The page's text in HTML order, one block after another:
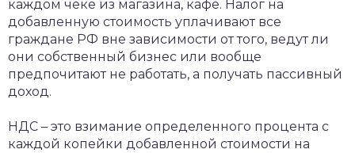
каждом чеке из магазина, кафе. Налог на
добавленную стоимость уплачивают все
граждане РФ вне зависимости от того, ведут ли
они собственный бизнес или вообще
предпочитают не работать, а получать пассивный
доход.
НДС – это взимание определенного процента с
каждой копейки добавленной стоимости на